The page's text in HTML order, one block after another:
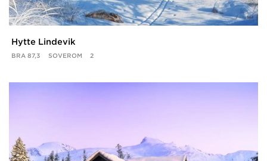
Hytte Lindevik
BRA 87,3 SOVEROM 2